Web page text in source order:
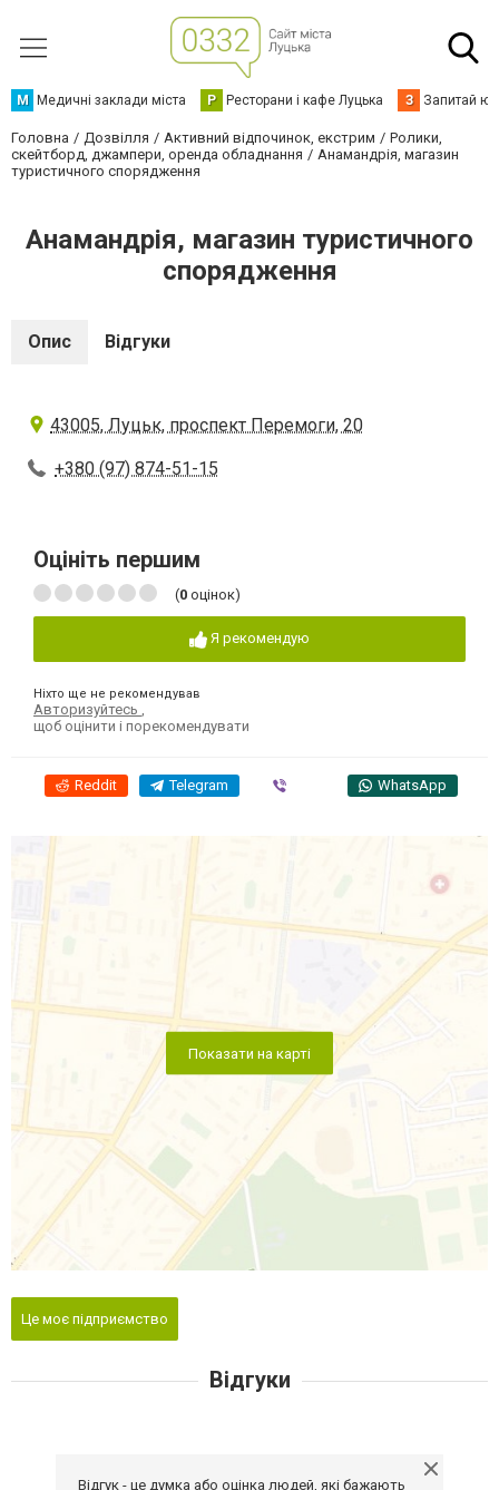
М Медичні заклади міста Р Ресторани і кафе Луцька З Запитай
Головна Дозвілля Активний відпочинок, екстрим
Ролики,
скейтборд, джампери, оренда обладнання
Анамандрія, магазин
туристичного спорядження
Анамандрія, магазин туристичного
спорядження
Опис Відгуки
43005, Луцьк, проспект Перемоги, 20
+380 (97) 874-51-15
Оцініть першим
(0 оцінок)
Я рекомендую
Ніхто ще не рекомендував
Авторизуйтесь
щоб оцінити і порекомендувати
Reddit Telegram WhatsApp
Показати на карті
Це моє підприємство
Відгуки
Відгук - це думка або оцінка людей, які бажають